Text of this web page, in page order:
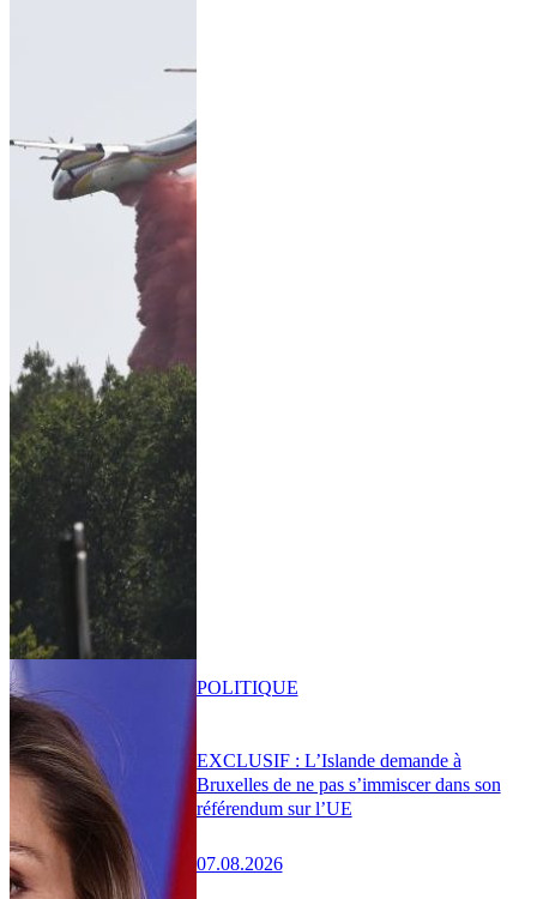
EXCLUSIF : L’Islande demande à
Bruxelles de ne pas s’immiscer dans son
référendum sur l’UE
07.08.2026
POLITIQUE